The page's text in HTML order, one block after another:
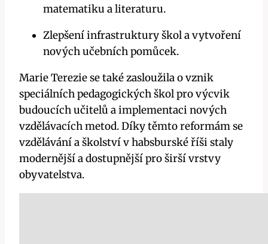
matematiku a literaturu.
Zlepšení infrastruktury škol a vytvoření
nových učebních pomůcek.
Marie Terezie se také zasloužila o vznik
speciálních pedagogických škol pro výcvik
budoucích učitelů a implementaci nových
vzdělávacích metod. Díky těmto reformám se
vzdělávání a školství v habsburské říši staly
modernější a dostupnější pro širší vrstvy
obyvatelstva.